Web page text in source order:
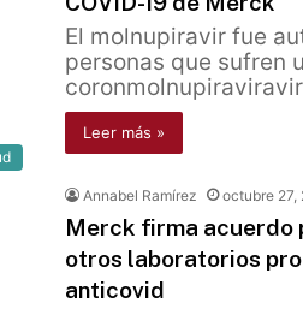
El molnupiravir fue
personas que sufren
Leer más »
Annabel Ramírez octubre 27,
Merck firma acuerdo
otros laboratorios
anticovid